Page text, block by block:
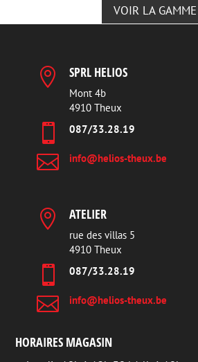
VOIR LA GAMME
 SPRL HELIOS
Mont 4b
4910 Theux
 087/33.28.19
 info@helios-theux.be
 ATELIER
rue des villas 5
4910 Theux
 087/33.28.19
 info@helios-theux.be
HORAIRES MAGASIN